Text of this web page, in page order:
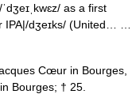
as a first
IPA|/dʒeɪks/ (United… …
Cœur in Bourges,
Bourges; † 25.